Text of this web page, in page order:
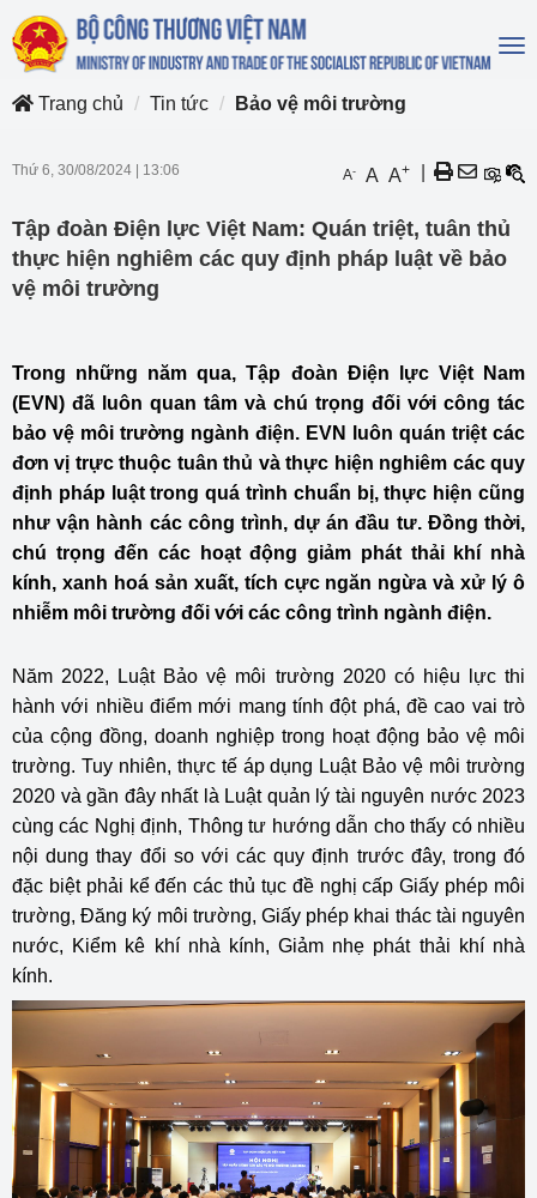
Trang chủ
Tin tức Bảo vệ môi trường
Thứ 6, 30/08/2024 13:06 A- A A+
Tập đoàn Điện lực Việt Nam: Quán triệt, tuân thủ
thực hiện nghiêm các quy định pháp luật về bảo
vệ môi trường
Trong những năm qua, Tập đoàn Điện lực Việt Nam
(EVN) đã luôn quan tâm và chú trọng đối với công tác
bảo vệ môi trường ngành điện. EVN luôn quán triệt các
đơn vị trực thuộc tuân thủ và thực hiện nghiêm các quy
định pháp luật trong quá trình chuẩn bị, thực hiện cũng
như vận hành các công trình, dự án đầu tư. Đồng thời,
chú trọng đến các hoạt động giảm phát thải khí nhà
kính, xanh hoá sản xuất, tích cực ngăn ngừa và xử lý ô
nhiễm môi trường đối với các công trình ngành điện.
Năm 2022, Luật Bảo vệ môi trường 2020 có hiệu lực thi
hành với nhiều điểm mới mang tính đột phá, đề cao vai trò
của cộng đồng, doanh nghiệp trong hoạt động bảo vệ môi
trường. Tuy nhiên, thực tế áp dụng Luật Bảo vệ môi trường
2020 và gần đây nhất là Luật quản lý tài nguyên nước 2023
cùng các Nghị định, Thông tư hướng dẫn cho thấy có nhiều
nội dung thay đổi so với các quy định trước đây, trong đó
đặc biệt phải kể đến các thủ tục đề nghị cấp Giấy phép môi
trường, Đăng ký môi trường, Giấy phép khai thác tài nguyên
nước, Kiểm kê khí nhà kính, Giảm nhẹ phát thải khí nhà
kính.